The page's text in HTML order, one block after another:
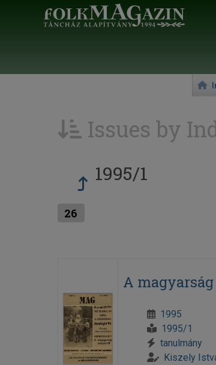
Issues by
1995/1
26
A
1995
1995/1
tanulmány
Kiszely